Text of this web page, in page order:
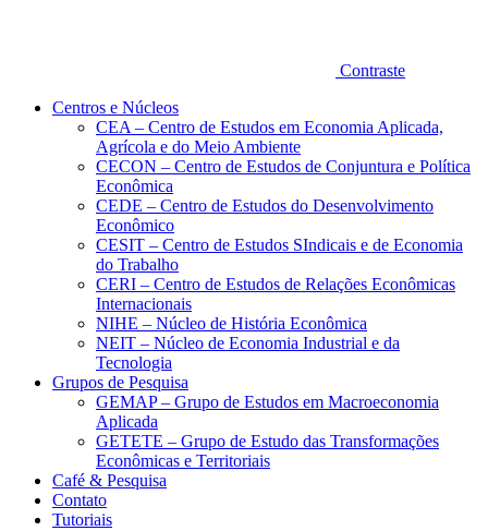
Contraste
Centros e Núcleos
CEA – Centro de Estudos em Economia Aplicada,
Agrícola e do Meio Ambiente
CECON – Centro de Estudos de Conjuntura e Política
Econômica
CEDE – Centro de Estudos do Desenvolvimento
Econômico
CESIT – Centro de Estudos SIndicais e de Economia
do Trabalho
CERI – Centro de Estudos de Relações Econômicas
Internacionais
NIHE – Núcleo de História Econômica
NEIT – Núcleo de Economia Industrial e da
Tecnologia
Grupos de Pesquisa
GEMAP – Grupo de Estudos em Macroeconomia
Aplicada
GETETE – Grupo de Estudo das Transformações
Econômicas e Territoriais
Café & Pesquisa
Contato
Tutoriais